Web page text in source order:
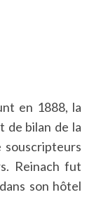
en 1888, la
de bilan de la
souscripteurs
Reinach fut
son hôtel